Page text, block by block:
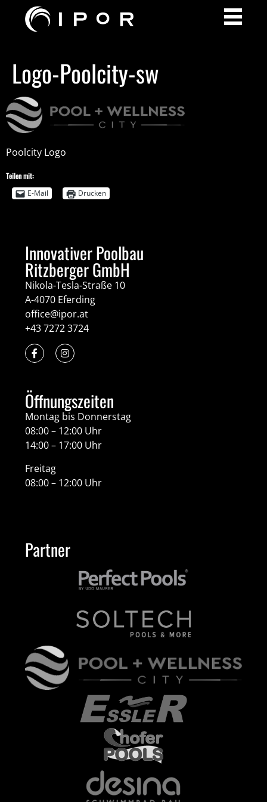
Logo-Poolcity-sw
Poolcity Logo
Teilen mit:
E-Mail
Drucken
Innovativer Poolbau
Ritzberger GmbH
Nikola-Tesla-Straße 10
A-4070 Eferding
office@ipor.at
+43 7272 3724
Öffnungszeiten
Montag bis Donnerstag
08:00 – 12:00 Uhr
14:00 – 17:00 Uhr
Freitag
08:00 – 12:00 Uhr
Partner